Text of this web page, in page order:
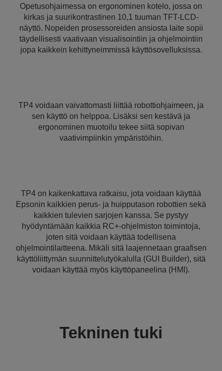
Opetusohjaimessa on ergonominen kotelo, jossa on
kirkas ja suurikontrastinen 10,1 tuuman TFT-LCD-
näyttö. Nopeiden prosessoreiden ansiosta laite sopii
täydellisesti vaativaan visualisointiin ja ohjelmointiin
jopa kaikkein kehittyneimmissä käyttösovelluksissa.
TP4 voidaan vaivattomasti liittää robottiohjaimeen, ja
sen käyttö on helppoa. Lisäksi sen kestävä ja
ergonominen muotoilu tekee siitä sopivan
vaativimpiinkin ympäristöihin.
TP4 on kaikenkattava ratkaisu, jota voidaan käyttää
Epsonin kaikkien perus- ja huipputason robottien sekä
kaikkien tulevien sarjojen kanssa. Se pystyy
hyödyntämään kaikkia RC+-ohjelmiston toimintoja,
joten sitä voidaan käyttää todellisena
ohjelmointilaitteena. Mikäli sitä laajennetaan graafisen
käyttöliittymän suunnittelutyökalulla (GUI Builder), sitä
voidaan käyttää myös käyttöpaneelina (HMI).
Tekninen tuki